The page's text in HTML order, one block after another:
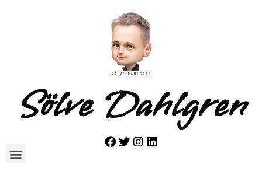
Sölve Dahlgren